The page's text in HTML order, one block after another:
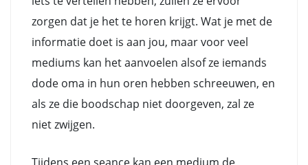
zorgen dat je het te horen krijgt. Wat je met de
informatie doet is aan jou, maar voor veel
mediums kan het aanvoelen alsof ze iemands
dode oma in hun oren hebben schreeuwen, en
als ze die boodschap niet doorgeven, zal ze
niet zwijgen.